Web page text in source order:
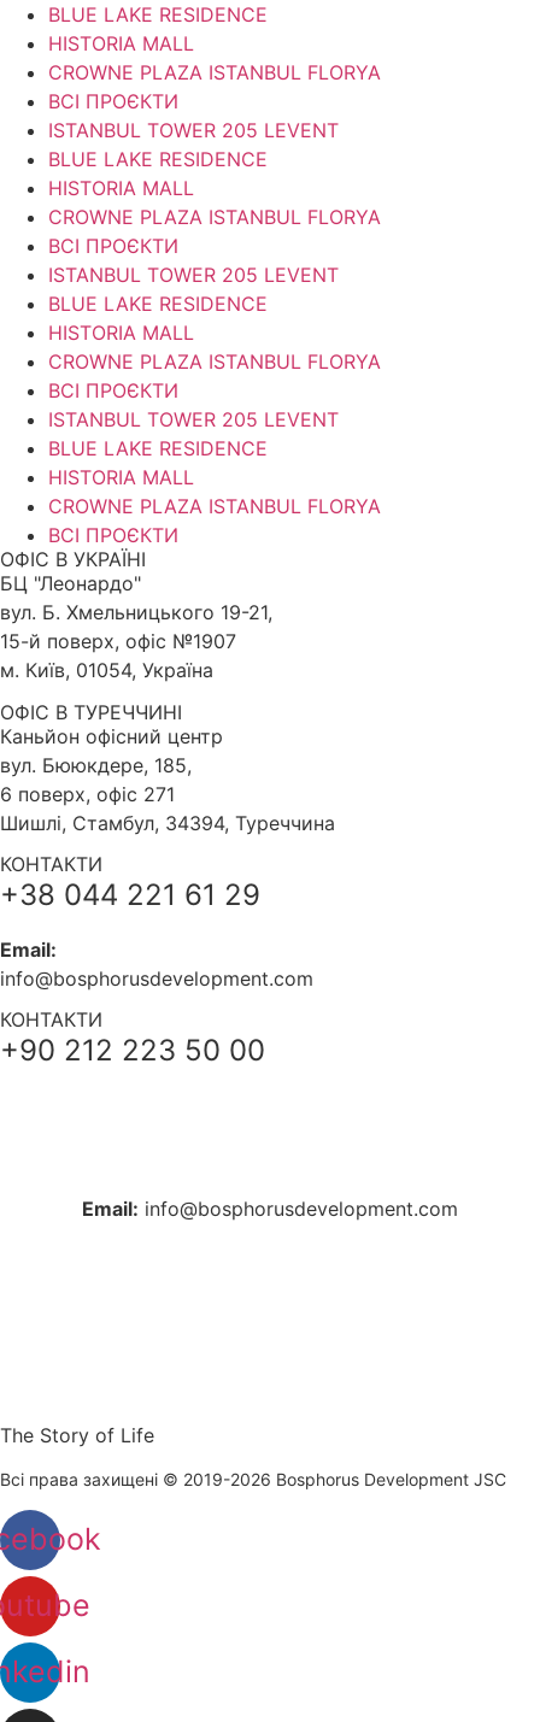
BLUE LAKE RESIDENCE
HISTORIA MALL
CROWNE PLAZA ISTANBUL FLORYA
ВСІ ПРОЄКТИ
ISTANBUL TOWER 205 LEVENT
BLUE LAKE RESIDENCE
HISTORIA MALL
CROWNE PLAZA ISTANBUL FLORYA
ВСІ ПРОЄКТИ
ISTANBUL TOWER 205 LEVENT
BLUE LAKE RESIDENCE
HISTORIA MALL
CROWNE PLAZA ISTANBUL FLORYA
ВСІ ПРОЄКТИ
ISTANBUL TOWER 205 LEVENT
BLUE LAKE RESIDENCE
HISTORIA MALL
CROWNE PLAZA ISTANBUL FLORYA
ВСІ ПРОЄКТИ
ОФІС В УКРАЇНІ
БЦ "Леонардо"
вул. Б. Хмельницького 19-21,
15-й поверх, офіс №1907
м. Київ, 01054, Україна
ОФІС В ТУРЕЧЧИНІ
Каньйон офісний центр
вул. Бююкдере, 185,
6 поверх, офіс 271
Шишлі, Стамбул, 34394, Туреччина
КОНТАКТИ
+38 044 221 61 29
Email:
info@bosphorusdevelopment.com
КОНТАКТИ
+90 212 223 50 00
Email: info@bosphorusdevelopment.com
The Story of Life
Всі права захищені © 2019-2026 Bosphorus Development JSC